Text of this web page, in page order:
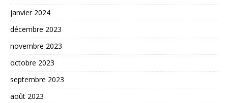
janvier 2024
décembre 2023
novembre 2023
octobre 2023
septembre 2023
août 2023